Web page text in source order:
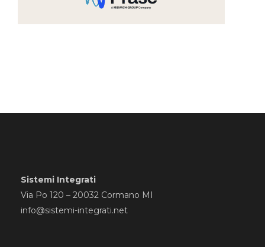
Sistemi Integrati
Via Po 120 – 20032 Cormano MI
info@sistemi-integrati.net